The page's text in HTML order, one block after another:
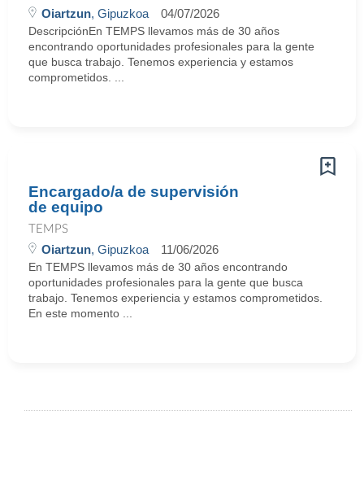
Oiartzun, Gipuzkoa 04/07/2026
DescripciónEn TEMPS llevamos más de 30 años
encontrando oportunidades profesionales para la gente
que busca trabajo. Tenemos experiencia y estamos
comprometidos. ...
Encargado/a de supervisión
de equipo
TEMPS
Oiartzun, Gipuzkoa 11/06/2026
En TEMPS llevamos más de 30 años encontrando
oportunidades profesionales para la gente que busca
trabajo. Tenemos experiencia y estamos comprometidos.
En este momento ...